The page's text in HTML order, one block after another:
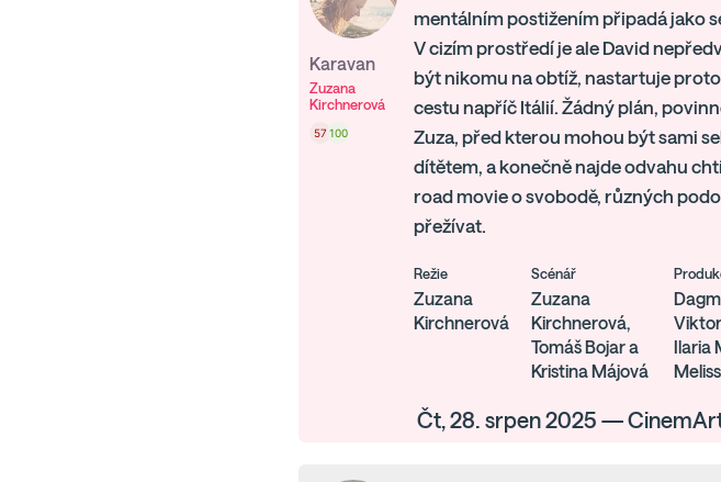
Karavan
Zuzana
Kirchnerová
57 100
mentálním postižením připadá jako
V cizím prostředí je ale David
být nikomu na obtíž, nastartuje
cestu napříč Itálií. Žádný plán,
Zuza, před kterou mohou být sami
dítětem, a konečně najde odvahu
road movie o svobodě, různých
přežívat.
Režie
Zuzana
Kirchnerová
Scénář
Zuzana
Kirchnerová,
Tomáš Bojar a
Kristina Májová
Ilaria
Čt, 28. srpen 2025 —